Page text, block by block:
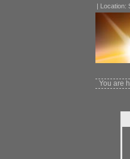
| Location:
You are